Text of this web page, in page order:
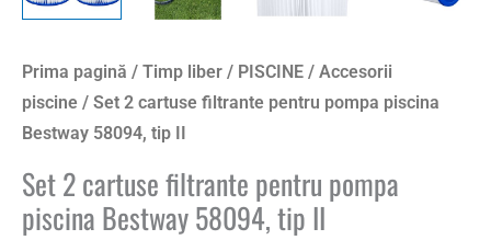
Prima pagină / Timp liber / PISCINE / Accesorii
piscine / Set 2 cartuse filtrante pentru pompa piscina
Bestway 58094, tip II
Set 2 cartuse filtrante pentru pompa
piscina Bestway 58094, tip II